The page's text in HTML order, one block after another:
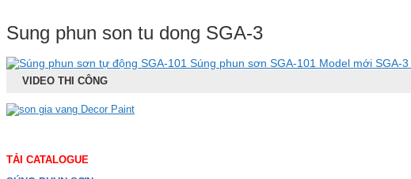
Sung phun son tu dong SGA-3
Súng phun sơn SGA-101 Model mới SGA-3
VIDEO THI CÔNG
TẢI CATALOGUE